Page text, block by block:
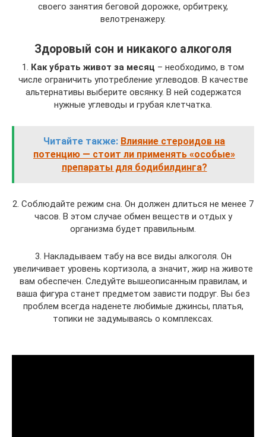
своего занятия беговой дорожке, орбитреку,
велотренажеру.
Здоровый сон и никакого алкоголя
1. Как убрать живот за месяц – необходимо, в том
числе ограничить употребление углеводов. В качестве
альтернативы выберите овсянку. В ней содержатся
нужные углеводы и грубая клетчатка.
Читайте также: Влияние стероидов на
потенцию — стоит ли применять «особые»
препараты для бодибилдинга?
2. Соблюдайте режим сна. Он должен длиться не менее 7
часов. В этом случае обмен веществ и отдых у
организма будет правильным.
3. Накладываем табу на все виды алкоголя. Он
увеличивает уровень кортизола, а значит, жир на животе
вам обеспечен. Следуйте вышеописанным правилам, и
ваша фигура станет предметом зависти подруг. Вы без
проблем всегда наденете любимые джинсы, платья,
топики не задумываясь о комплексах.